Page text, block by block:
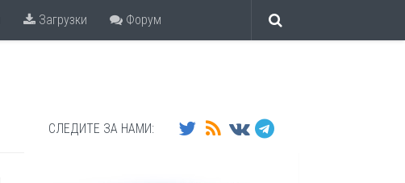
Загрузки Форум
СЛЕДИТЕ ЗА НАМИ: